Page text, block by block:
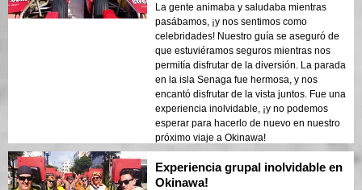
La gente animaba y saludaba mientras
pasábamos, ¡y nos sentimos como
celebridades! Nuestro guía se aseguró de
que estuviéramos seguros mientras nos
permitía disfrutar de la diversión. La parada
en la isla Senaga fue hermosa, y nos
encantó disfrutar de la vista juntos. Fue una
experiencia inolvidable, ¡y no podemos
esperar para hacerlo de nuevo en nuestro
próximo viaje a Okinawa!
Experiencia grupal inolvidable en
Okinawa!